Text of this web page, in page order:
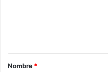
rNombre *